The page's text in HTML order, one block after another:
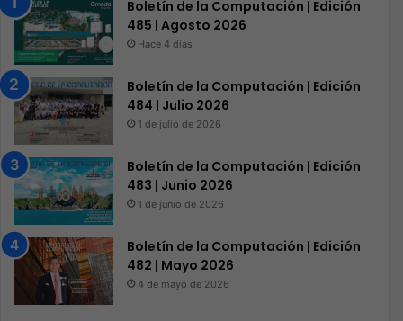
Boletín de la Computación | Edición
485 | Agosto 2026
Hace 4 días
Boletín de la Computación | Edición
484 | Julio 2026
1 de julio de 2026
Boletín de la Computación | Edición
483 | Junio 2026
1 de junio de 2026
Boletín de la Computación | Edición
482 | Mayo 2026
4 de mayo de 2026